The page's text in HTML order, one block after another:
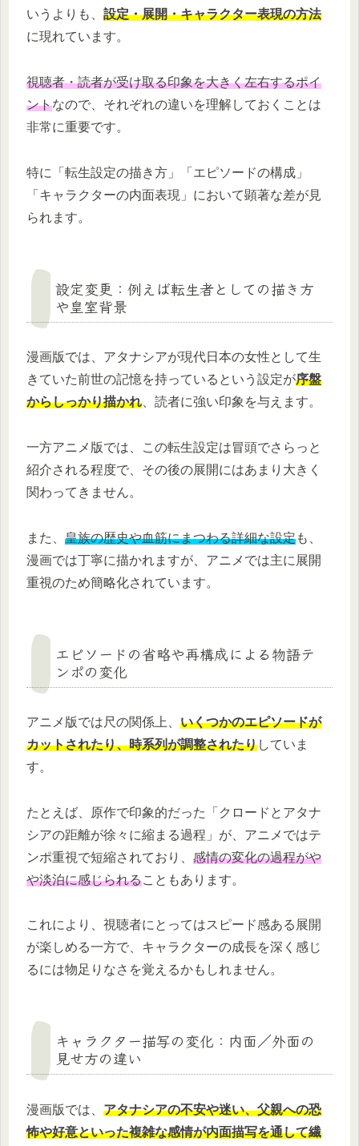
いうよりも、 設定・展開・キャラクター表現の方法
に現れています。
視聴者・読者が受け取る印象を大きく左右するポイ
ントなので、それぞれの違いを理解しておくことは
非常に重要です。
特に「転生設定の描き方」「エピソードの構成」
「キャラクターの内面表現」において顕著な差が見
られます。
設定変更：例えば転生者としての描き方
や皇室背景
漫画版では、アタナシアが現代日本の女性として生
きていた前世の記憶を持っているという設定が序盤
からしっかり描かれ 、読者に強い印象を与えます。
一方アニメ版では、この転生設定は冒頭でさらっと
紹介される程度で、その後の展開にはあまり大きく
関わってきません。
また、 皇族の歴史や血筋にまつわる詳細な設定も、
漫画では丁寧に描かれますが、アニメでは主に展開
重視のため簡略化されています。
エピソードの省略や再構成による物語テ
ンポの変化
アニメ版では尺の関係上、 いくつかのエピソードが
カットされたり、時系列が調整されたりしていま
す。
たとえば、原作で印象的だった「クロードとアタナ
シアの距離が徐々に縮まる過程」が、アニメではテ
ンポ重視で短縮されており、 感情の変化の過程がや
や淡泊に感じられることもあります。
これにより、視聴者にとってはスピード感ある展開
が楽しめる一方で、キャラクターの成長を深く感じ
るには物足りなさを覚えるかもしれません。
キャラクター描写の変化：内面／外面の
見せ方の違い
漫画版では、 アタナシアの不安や迷い、父親への恐
怖や好意といった複雑な感情が内面描写を通して繊